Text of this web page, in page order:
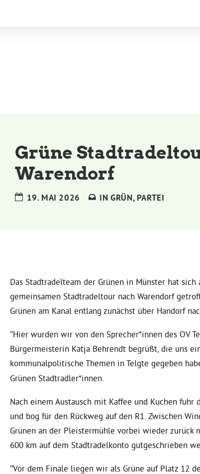
Grüne
Warendorf
19. MAI 2026 INGRÜN, PARTEI
Das Stadtradelteam der Grünen in Münster hat
gemeinsamen Stadtradeltour nach Warendorf
Grünen am Kanal entlang zunächst über Handorf
“Hier wurden wir von den Sprecher*innen des OV
Bürgermeisterin Katja Behrendt begrüßt, die uns
kommunalpolitische Themen in Telgte gegeben
Grünen Stadtradler*innen.
Nach einem Austausch mit Kaffee und Kuchen fuhr
und bog für den Rückweg auf den R1. Zwischen
Grünen an der Pleistermühle vorbei wieder zurück
600 km auf dem Stadtradelkonto gutgeschrieben
“Vor dem Finale liegen wir als Grüne auf Platz 12